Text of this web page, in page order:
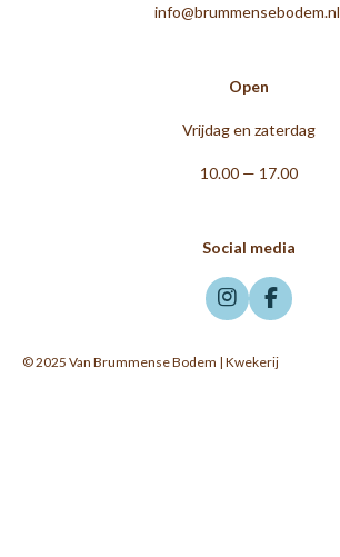
info@brummensebodem.nl
Open
Vrijdag en zaterdag
10.00 — 17.00
Social media
I
n
t
F
a
e
© 2025 Van Brummense Bodem | Kwekerij